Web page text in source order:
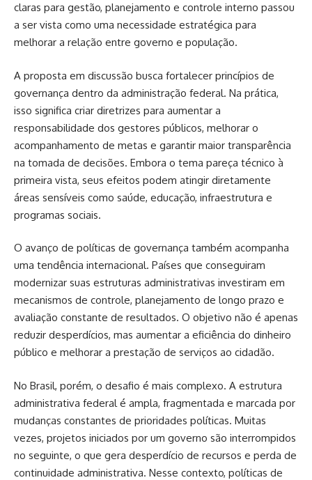
claras para gestão, planejamento e controle interno passou
a ser vista como uma necessidade estratégica para
melhorar a relação entre governo e população.
A proposta em discussão busca fortalecer princípios de
governança dentro da administração federal. Na prática,
isso significa criar diretrizes para aumentar a
responsabilidade dos gestores públicos, melhorar o
acompanhamento de metas e garantir maior transparência
na tomada de decisões. Embora o tema pareça técnico à
primeira vista, seus efeitos podem atingir diretamente
áreas sensíveis como saúde, educação, infraestrutura e
programas sociais.
O avanço de políticas de governança também acompanha
uma tendência internacional. Países que conseguiram
modernizar suas estruturas administrativas investiram em
mecanismos de controle, planejamento de longo prazo e
avaliação constante de resultados. O objetivo não é apenas
reduzir desperdícios, mas aumentar a eficiência do dinheiro
público e melhorar a prestação de serviços ao cidadão.
No Brasil, porém, o desafio é mais complexo. A estrutura
administrativa federal é ampla, fragmentada e marcada por
mudanças constantes de prioridades políticas. Muitas
vezes, projetos iniciados por um governo são interrompidos
no seguinte, o que gera desperdício de recursos e perda de
continuidade administrativa. Nesse contexto, políticas de